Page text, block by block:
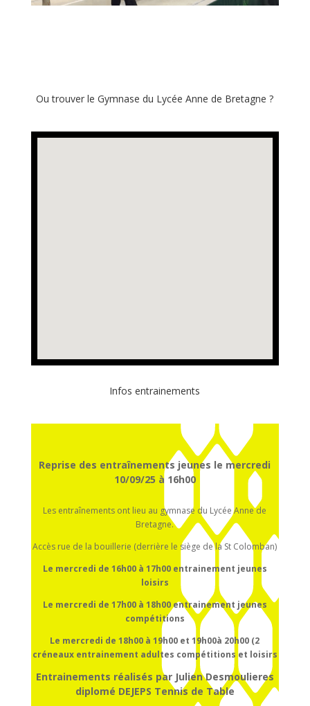
Ou trouver le Gymnase du Lycée Anne de Bretagne ?
Infos entrainements
Reprise des entraînements jeunes le mercredi
10/09/25 à 16h00
Les entraînements ont lieu au gymnase du Lycée Anne de
Bretagne.
Accès rue de la bouillerie (derrière le siège de la St Colomban)
Le mercredi de 16h00 à 17h00 entrainement jeunes
loisirs
Le mercredi de 17h00 à 18h00entrainement jeunes
compétitions
Le mercredi de 18h00 à 19h00 et 19h00à 20h00 (2
créneaux entrainement adultes compétitions et loisirs
Entrainements réalisés par Julien Desmoulieres
diplomé DEJEPS Tennis de Table